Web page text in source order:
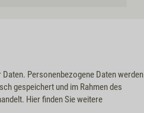
Personenbezogene Daten werden
gespeichert und im Rahmen des
Hier finden Sie weitere